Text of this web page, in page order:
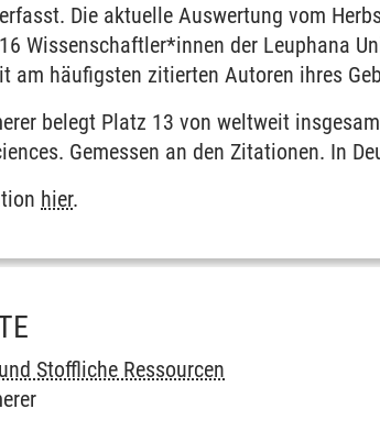
Die aktuelle Auswertung vom
Wissenschaftler*innen der Leuphana
am häufigsten zitierten Autoren ihres
belegt Platz 13 von weltweit
Gemessen an den Zitationen. In
hier.
Stoffliche Ressourcen